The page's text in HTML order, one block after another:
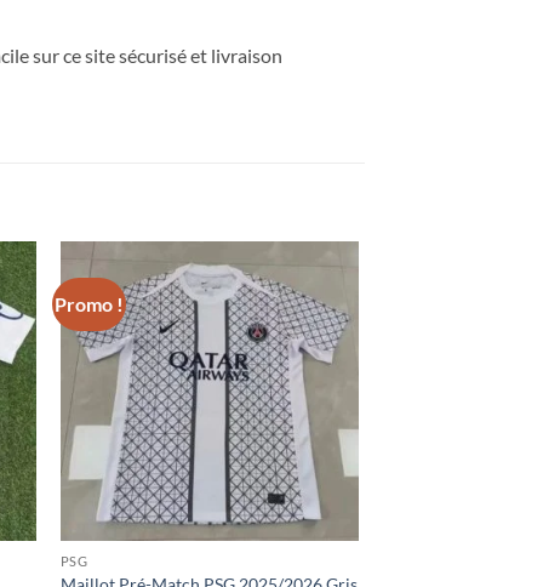
sur ce site sécurisé et livraison
Promo !
PSG